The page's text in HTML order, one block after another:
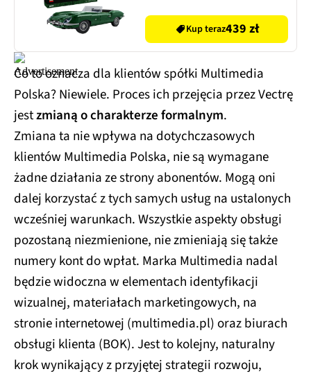
Kup teraz439 zł
Co to oznacza dla klientów spółki Multimedia
Polska? Niewiele. Proces ich przejęcia przez Vectrę
jestzmianą o charakterze formalnym.
Zmiana ta nie wpływa na dotychczasowych
klientów Multimedia Polska, nie są wymagane
żadne działania ze strony abonentów. Mogą oni
dalej korzystać z tych samych usług na ustalonych
wcześniej warunkach. Wszystkie aspekty obsługi
pozostaną niezmienione, nie zmieniają się także
numery kont do wpłat. Marka Multimedia nadal
będzie widoczna w elementach identyfikacji
wizualnej, materiałach marketingowych, na
stronie internetowej (multimedia.pl) oraz biurach
obsługi klienta (BOK). Jest to kolejny, naturalny
krok wynikający z przyjętej strategii rozwoju,